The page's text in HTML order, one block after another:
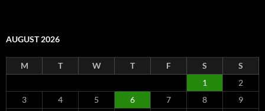
AUGUST 2026
M T W T F S
S
1
2
3
4 5 6 7 8
9